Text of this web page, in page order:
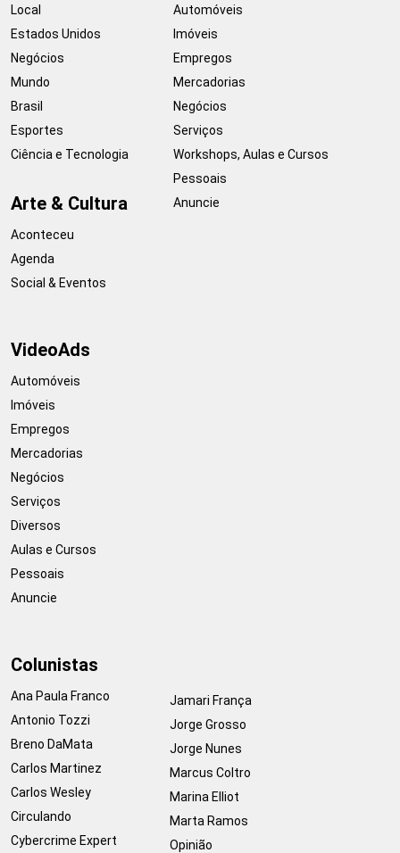
Local
Estados Unidos
Negócios
Mundo
Brasil
Esportes
Ciência e Tecnologia
Arte & Cultura
Aconteceu
Agenda
Social & Eventos
Automóveis
Imóveis
Empregos
Mercadorias
Negócios
Serviços
Workshops, Aulas e Cursos
Pessoais
Anuncie
VideoAds
Automóveis
Imóveis
Empregos
Mercadorias
Negócios
Serviços
Diversos
Aulas e Cursos
Pessoais
Anuncie
Colunistas
Ana Paula Franco
Antonio Tozzi
Breno DaMata
Carlos Martinez
Carlos Wesley
Circulando
Cybercrime Expert
Jamari França
Jorge Grosso
Jorge Nunes
Marcus Coltro
Marina Elliot
Marta Ramos
Opinião